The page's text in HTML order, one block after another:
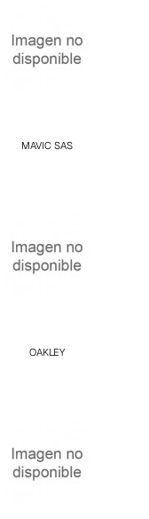
MAVIC SAS
OAKLEY